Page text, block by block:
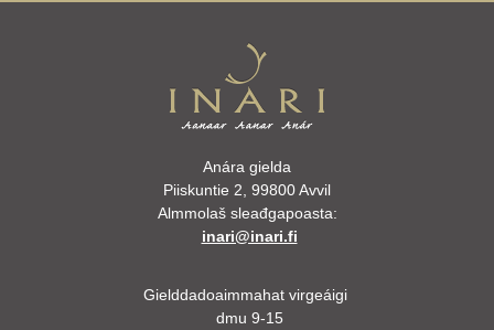
Anára gielda
Piiskuntie 2, 99800 Avvil
Almmolaš sleađgapoasta:
inari@inari.fi
Gielddadoaimmahat virgeáigi
dmu 9-15